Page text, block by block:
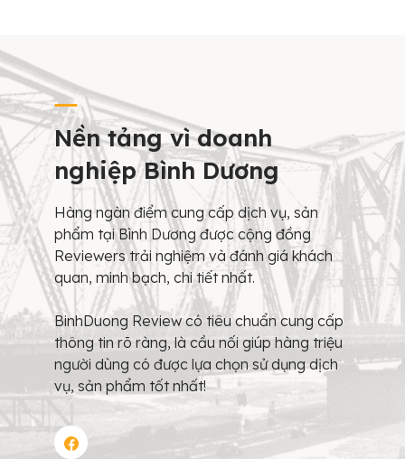
Nền tảng vì doanh
nghiệp Bình Dương
Hàng ngàn điểm cung cấp dịch vụ, sản
phẩm tại Bình Dương được cộng đồng
Reviewers trải nghiệm và đánh giá khách
quan, minh bạch, chi tiết nhất.
BinhDuong Review có tiêu chuẩn cung cấp
thông tin rõ ràng, là cầu nối giúp hàng triệu
người dùng có được lựa chọn sử dụng dịch
vụ, sản phẩm tốt nhất!